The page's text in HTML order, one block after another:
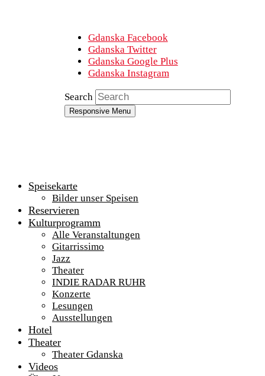
Gdanska Facebook
Gdanska Twitter
Gdanska Google Plus
Gdanska Instagram
Search
Responsive Menu
Speisekarte
Bilder unser Speisen
Reservieren
Kulturprogramm
Alle Veranstaltungen
Gitarrissimo
Jazz
Theater
INDIE RADAR RUHR
Konzerte
Lesungen
Ausstellungen
Hotel
Theater
Theater Gdanska
Videos